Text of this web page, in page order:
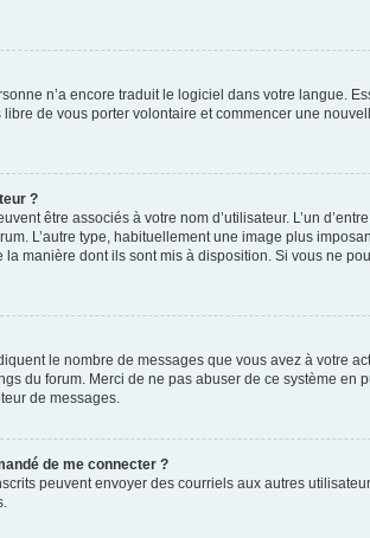
n’a encore traduit le logiciel dans votre langue.
de vous porter volontaire et commencer une
?
être associés à votre nom d’utilisateur. L’un
L’autre type, habituellement une image plus
manière dont ils sont mis à disposition. Si vous ne
le nombre de messages que vous avez à
du forum. Merci de ne pas abuser de ce système
de messages.
de me connecter ?
peuvent envoyer des courriels aux autres